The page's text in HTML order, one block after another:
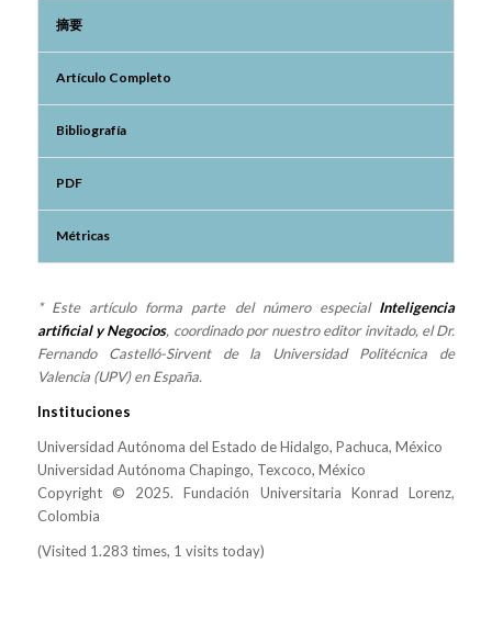
摘要
Artículo Completo
Bibliografía
PDF
Métricas
* Este artículo forma parte del número especial Inteligencia
artificial y Negocios, coordinado por nuestro editor invitado, el Dr.
Fernando Castelló-Sirvent de la Universidad Politécnica de
Valencia (UPV) en España.
Instituciones
Universidad Autónoma del Estado de Hidalgo, Pachuca, México
Universidad Autónoma Chapingo, Texcoco, México
Copyright © 2025. Fundación Universitaria Konrad Lorenz,
Colombia
(Visited 1.283 times, 1 visits today)